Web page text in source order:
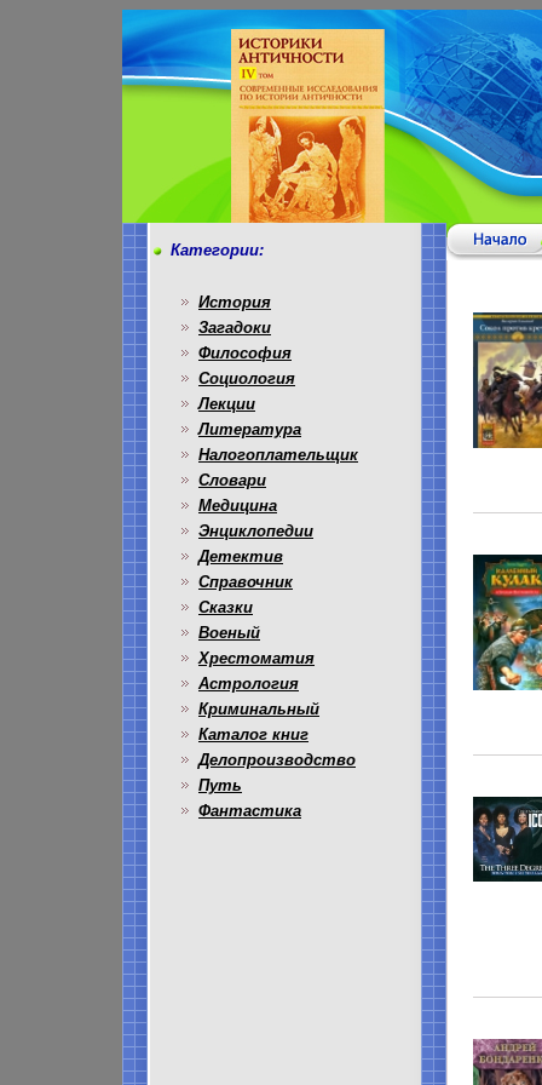
Категории:
История
Загадоки
Философия
Социология
Лекции
Литература
Налогоплательщик
Словари
Медицина
Энциклопедии
Детектив
Справочник
Сказки
Военый
Хрестоматия
Астрология
Криминальный
Каталог книг
Делопроизводство
Путь
Фантастика